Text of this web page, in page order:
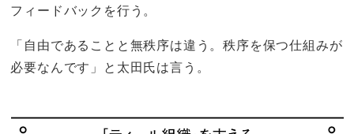
フィードバックを行う。
「自由であることと無秩序は違う。秩序を保つ仕組みが
必要なんです」と太田氏は言う。